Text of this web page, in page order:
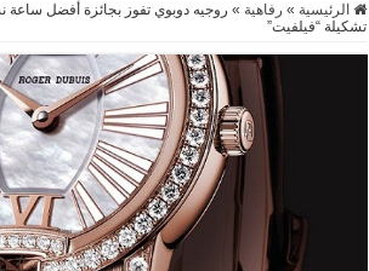
الرئيسية » رفاهية »
تشكيلة “فيلفيت”